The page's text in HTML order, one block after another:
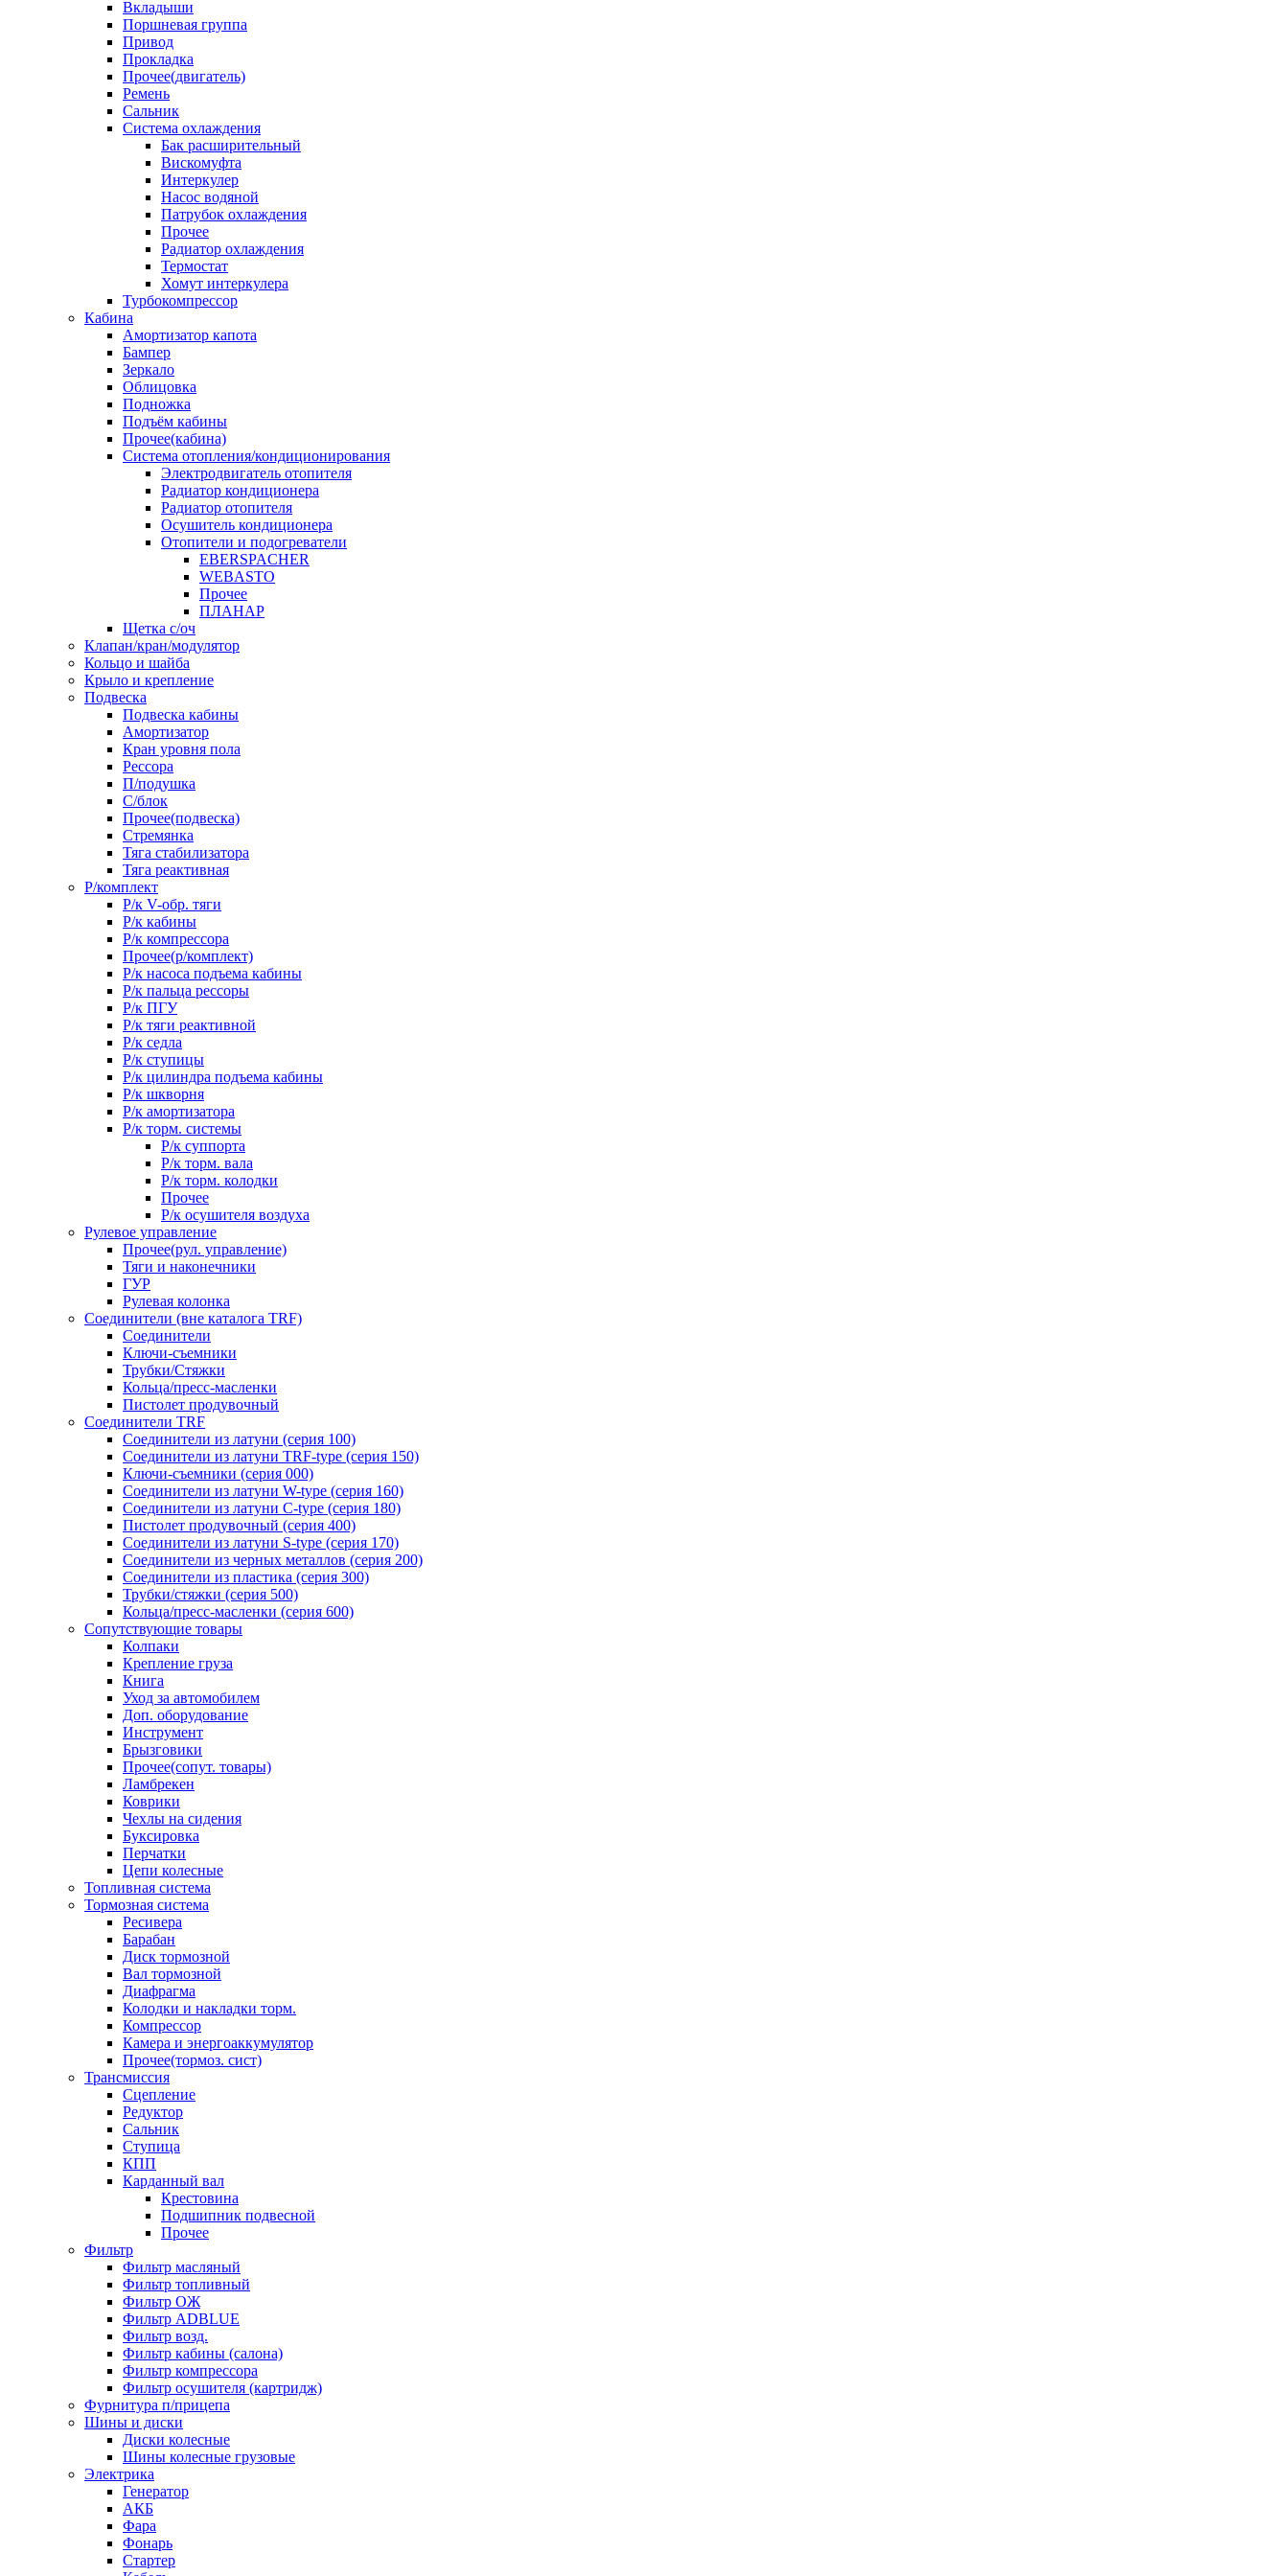
Вкладыши
Поршневая группа
Привод
Прокладка
Прочее(двигатель)
Ремень
Сальник
Система охлаждения
Бак расширительный
Вискомуфта
Интеркулер
Насос водяной
Патрубок охлаждения
Прочее
Радиатор охлаждения
Термостат
Хомут интеркулера
Турбокомпрессор
Кабина
Амортизатор капота
Бампер
Зеркало
Облицовка
Подножка
Подъём кабины
Прочее(кабина)
Система отопления/кондиционирования
Электродвигатель отопителя
Радиатор кондиционера
Радиатор отопителя
Осушитель кондиционера
Отопители и подогреватели
EBERSPACHER
WEBASTO
Прочее
ПЛАНАР
Щетка с/оч
Клапан/кран/модулятор
Кольцо и шайба
Крыло и крепление
Подвеска
Подвеска кабины
Амортизатор
Кран уровня пола
Рессора
П/подушка
С/блок
Прочее(подвеска)
Стремянка
Тяга стабилизатора
Тяга реактивная
Р/комплект
Р/к V-обр. тяги
Р/к кабины
Р/к компрессора
Прочее(р/комплект)
Р/к насоса подъема кабины
Р/к пальца рессоры
Р/к ПГУ
Р/к тяги реактивной
Р/к седла
Р/к ступицы
Р/к цилиндра подъема кабины
Р/к шкворня
Р/к амортизатора
Р/к торм. системы
Р/к суппорта
Р/к торм. вала
Р/к торм. колодки
Прочее
Р/к осушителя воздуха
Рулевое управление
Прочее(рул. управление)
Тяги и наконечники
ГУР
Рулевая колонка
Соединители (вне каталога TRF)
Соединители
Ключи-cъемники
Трубки/Стяжки
Кольца/пресс-масленки
Пистолет продувочный
Соединители TRF
Соединители из латуни (серия 100)
Соединители из латуни TRF-type (серия 150)
Ключи-съемники (серия 000)
Соединители из латуни W-type (серия 160)
Соединители из латуни С-type (серия 180)
Пистолет продувочный (серия 400)
Соединители из латуни S-type (серия 170)
Соединители из черных металлов (серия 200)
Соединители из пластика (серия 300)
Трубки/стяжки (серия 500)
Кольца/пресс-масленки (серия 600)
Сопутствующие товары
Колпаки
Крепление груза
Книга
Уход за автомобилем
Доп. оборудование
Инструмент
Брызговики
Прочее(сопут. товары)
Ламбрекен
Коврики
Чехлы на сидения
Буксировка
Перчатки
Цепи колесные
Топливная система
Тормозная система
Ресивера
Барабан
Диск тормозной
Вал тормозной
Диафрагма
Колодки и накладки торм.
Компрессор
Камера и энергоаккумулятор
Прочее(тормоз. сист)
Трансмиссия
Сцепление
Редуктор
Сальник
Ступица
КПП
Карданный вал
Крестовина
Подшипник подвесной
Прочее
Фильтр
Фильтр масляный
Фильтр топливный
Фильтр ОЖ
Фильтр ADBLUE
Фильтр возд.
Фильтр кабины (салона)
Фильтр компрессора
Фильтр осушителя (картридж)
Фурнитура п/прицепа
Шины и диски
Диски колесные
Шины колесные грузовые
Электрика
Генератор
АКБ
Фара
Фонарь
Стартер